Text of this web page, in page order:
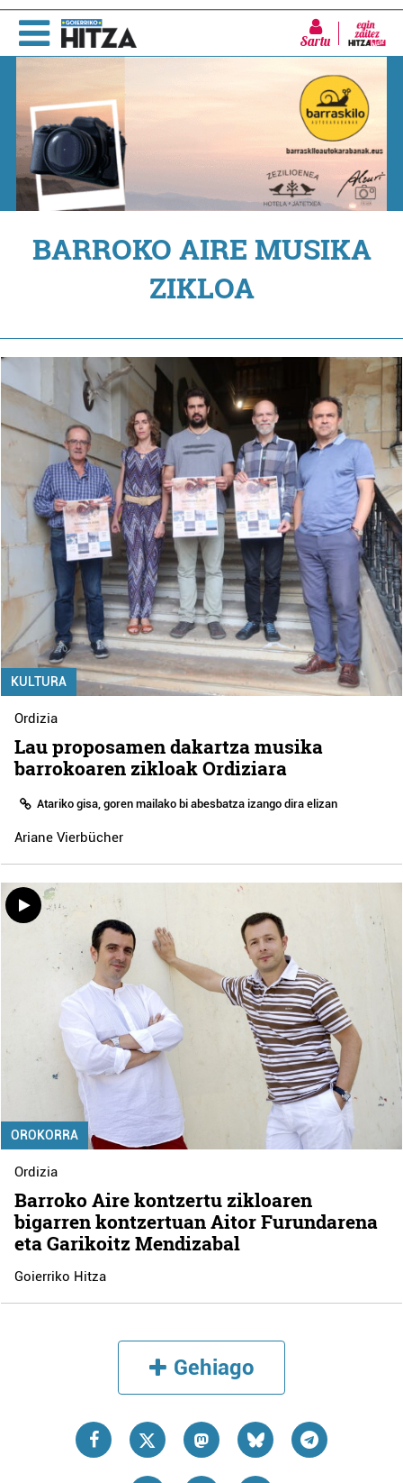
Sartu
BARROKO AIRE MUSIKA
ZIKLOA
KULTURA
Ordizia
Lau proposamen dakartza musika
barrokoaren zikloak Ordiziara
Atariko gisa, goren mailako bi abesbatza izango dira elizan
Ariane Vierbücher
OROKORRA
Ordizia
Barroko Aire kontzertu zikloaren
bigarren kontzertuan Aitor Furundarena
eta Garikoitz Mendizabal
Goierriko Hitza
Gehiago